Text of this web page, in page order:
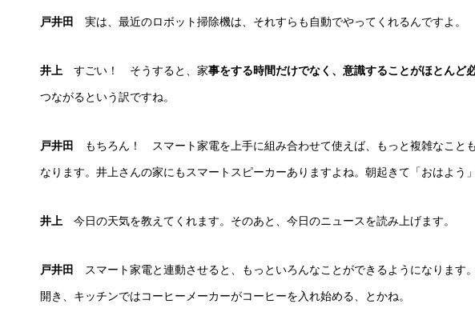
戸井田 実は、最近のロボット掃除機は、それすらも自動でやってくれるんですよ。
井上 すごい！ そうすると、家事をする時間だけでなく、意識することがほとんど
つながるという訳ですね。
戸井田 もちろん！ スマート家電を上手に組み合わせて使えば、もっと複雑なこと
なります。井上さんの家にもスマートスピーカーありますよね。朝起きて「おはよう
井上 今日の天気を教えてくれます。そのあと、今日のニュースを読み上げます。
戸井田 スマート家電と連動させると、もっといろんなことができるようになりま
開き、キッチンではコーヒーメーカーがコーヒーを入れ始める、とかね。